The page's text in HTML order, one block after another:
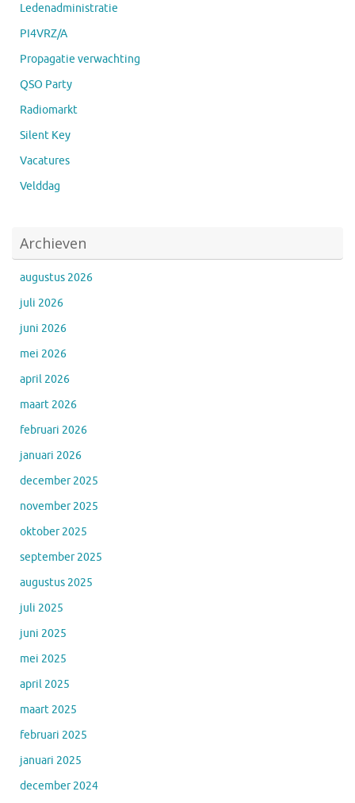
Ledenadministratie
PI4VRZ/A
Propagatie verwachting
QSO Party
Radiomarkt
Silent Key
Vacatures
Velddag
Archieven
augustus 2026
juli 2026
juni 2026
mei 2026
april 2026
maart 2026
februari 2026
januari 2026
december 2025
november 2025
oktober 2025
september 2025
augustus 2025
juli 2025
juni 2025
mei 2025
april 2025
maart 2025
februari 2025
januari 2025
december 2024